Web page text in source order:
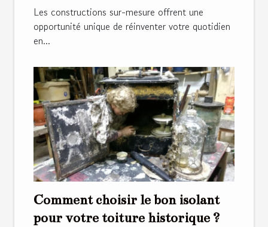
votre style de vie ?
Les constructions sur-mesure offrent une
opportunité unique de réinventer votre quotidien
en...
Comment choisir le bon isolant
pour votre toiture historique ?